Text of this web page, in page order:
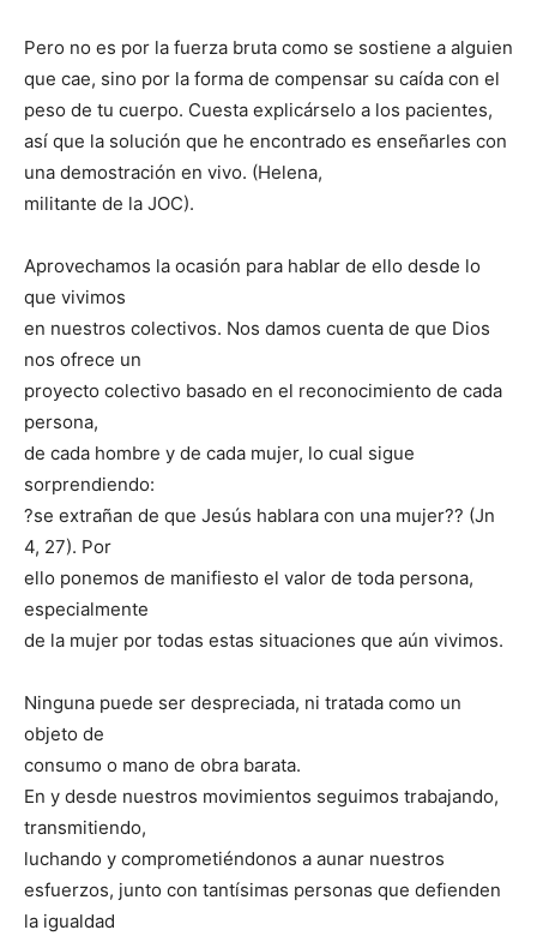
Pero no es por la fuerza bruta como se sostiene a alguien
que cae, sino por la forma de compensar su caída con el
peso de tu cuerpo. Cuesta explicárselo a los pacientes,
así que la solución que he encontrado es enseñarles con
una demostración en vivo. (Helena,
militante de la JOC).
Aprovechamos la ocasión para hablar de ello desde lo
que vivimos
en nuestros colectivos. Nos damos cuenta de que Dios
nos ofrece un
proyecto colectivo basado en el reconocimiento de cada
persona,
de cada hombre y de cada mujer, lo cual sigue
sorprendiendo:
?se extrañan de que Jesús hablara con una mujer?? (Jn
4, 27). Por
ello ponemos de manifiesto el valor de toda persona,
especialmente
de la mujer por todas estas situaciones que aún vivimos.
Ninguna puede ser despreciada, ni tratada como un
objeto de
consumo o mano de obra barata.
En y desde nuestros movimientos seguimos trabajando,
transmitiendo,
luchando y comprometiéndonos a aunar nuestros
esfuerzos, junto con tantísimas personas que defienden
la igualdad